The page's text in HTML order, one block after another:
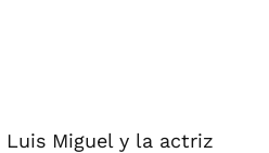
Miguel y la actriz